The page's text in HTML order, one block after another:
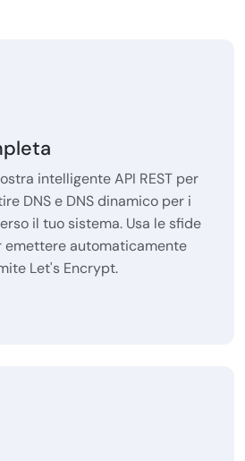
intelligente API REST per
DNS e DNS dinamico per i
il tuo sistema. Usa le sfide
emettere automaticamente
Let's Encrypt.